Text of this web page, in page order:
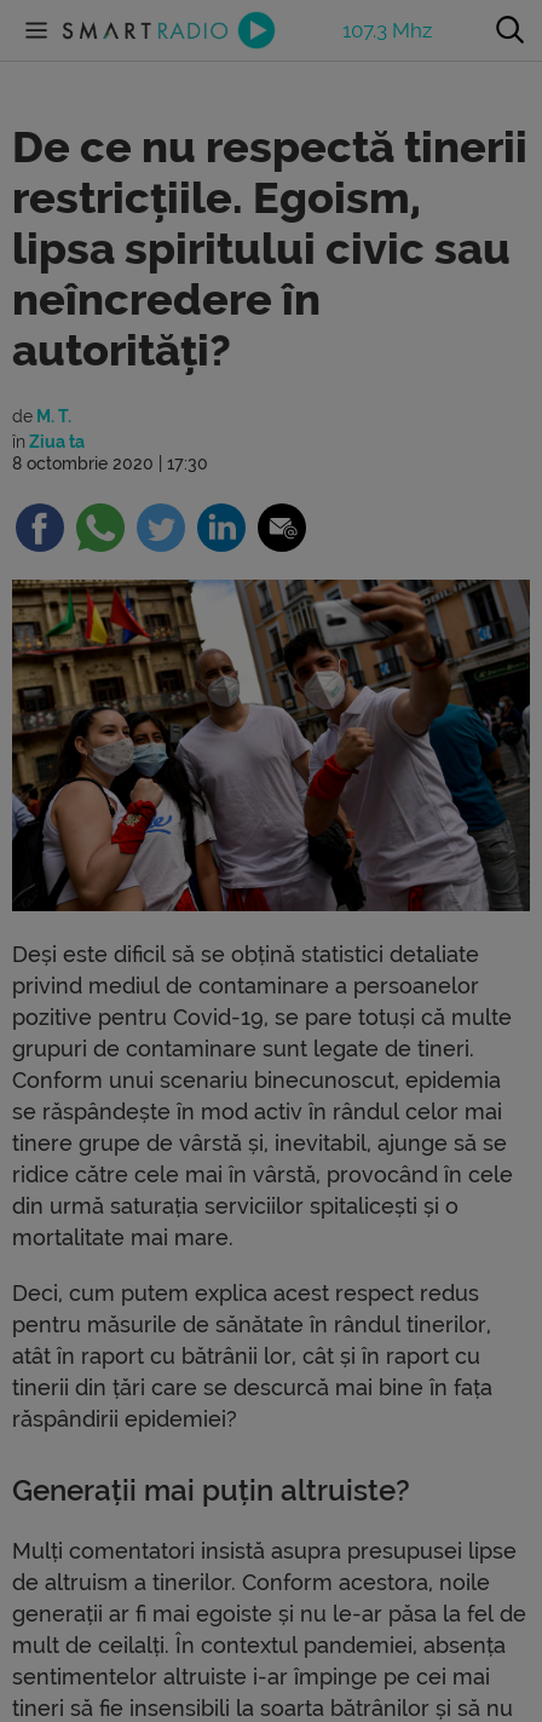
107.3 Mhz
De ce nu respectă tinerii
restricțiile. Egoism,
lipsa spiritului civic sau
neîncredere în
autorități?
de M. T.
în Ziua ta
8 octombrie 2020 | 17:30
Deși este dificil să se obțină statistici detaliate
privind mediul de contaminare a persoanelor
pozitive pentru Covid-19, se pare totuși că multe
grupuri de contaminare sunt legate de tineri.
Conform unui scenariu binecunoscut, epidemia
se răspândește în mod activ în rândul celor mai
tinere grupe de vârstă și, inevitabil, ajunge să se
ridice către cele mai în vârstă, provocând în cele
din urmă saturația serviciilor spitalicești și o
mortalitate mai mare.
Deci, cum putem explica acest respect redus
pentru măsurile de sănătate în rândul tinerilor,
atât în ​​raport cu bătrânii lor, cât și în raport cu
tinerii din țări care se descurcă mai bine în fața
răspândirii epidemiei?
Generații mai puțin altruiste?
Mulți comentatori insistă asupra presupusei lipse
de altruism a tinerilor. Conform acestora, noile
generații ar fi mai egoiste și nu le-ar păsa la fel de
mult de ceilalți. În contextul pandemiei, absența
sentimentelor altruiste i-ar împinge pe cei mai
tineri să fie insensibili la soarta bătrânilor și să nu